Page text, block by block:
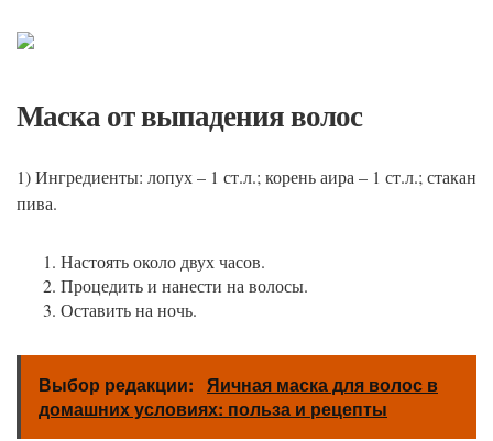
Маска от выпадения волос
1) Ингредиенты: лопух – 1 ст.л.; корень аира – 1 ст.л.; стакан
пива.
Настоять около двух часов.
Процедить и нанести на волосы.
Оставить на ночь.
Выбор редакции: Яичная маска для волос в
домашних условиях: польза и рецепты